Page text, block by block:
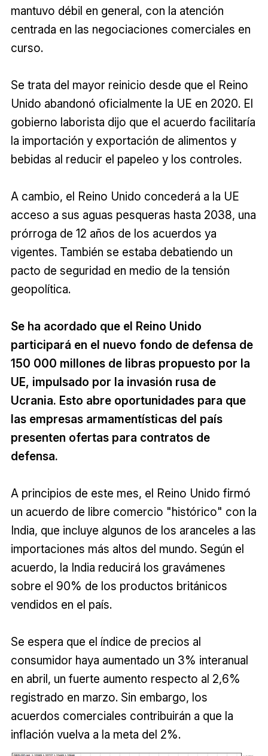
mantuvo débil en general, con la atención
centrada en las negociaciones comerciales en
curso.
Se trata del mayor reinicio desde que el Reino
Unido abandonó oficialmente la UE en 2020. El
gobierno laborista dijo que el acuerdo facilitaría
la importación y exportación de alimentos y
bebidas al reducir el papeleo y los controles.
A cambio, el Reino Unido concederá a la UE
acceso a sus aguas pesqueras hasta 2038, una
prórroga de 12 años de los acuerdos ya
vigentes. También se estaba debatiendo un
pacto de seguridad en medio de la tensión
geopolítica.
Se ha acordado que el Reino Unido
participará en el nuevo fondo de defensa de
150 000 millones de libras propuesto por la
UE, impulsado por la invasión rusa de
Ucrania. Esto abre oportunidades para que
las empresas armamentísticas del país
presenten ofertas para contratos de
defensa.
A principios de este mes, el Reino Unido firmó
un acuerdo de libre comercio "histórico" con la
India, que incluye algunos de los aranceles a las
importaciones más altos del mundo. Según el
acuerdo, la India reducirá los gravámenes
sobre el 90% de los productos británicos
vendidos en el país.
Se espera que el índice de precios al
consumidor haya aumentado un 3% interanual
en abril, un fuerte aumento respecto al 2,6%
registrado en marzo. Sin embargo, los
acuerdos comerciales contribuirán a que la
inflación vuelva a la meta del 2%.